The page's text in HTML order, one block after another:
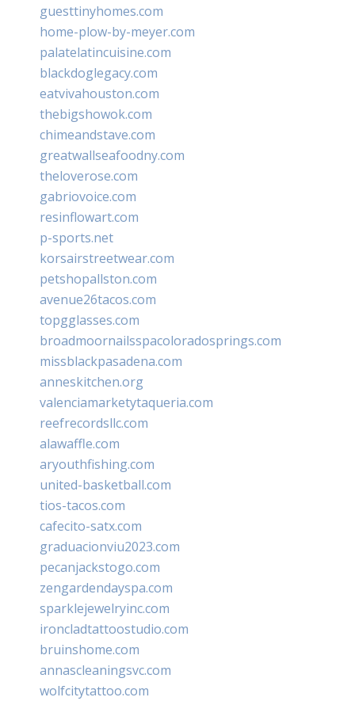
guesttinyhomes.com
home-plow-by-meyer.com
palatelatincuisine.com
blackdoglegacy.com
eatvivahouston.com
thebigshowok.com
chimeandstave.com
greatwallseafoodny.com
theloverose.com
gabriovoice.com
resinflowart.com
p-sports.net
korsairstreetwear.com
petshopallston.com
avenue26tacos.com
topgglasses.com
broadmoornailsspacoloradosprings.com
missblackpasadena.com
anneskitchen.org
valenciamarketytaqueria.com
reefrecordsllc.com
alawaffle.com
aryouthfishing.com
united-basketball.com
tios-tacos.com
cafecito-satx.com
graduacionviu2023.com
pecanjackstogo.com
zengardendayspa.com
sparklejewelryinc.com
ironcladtattoostudio.com
bruinshome.com
annascleaningsvc.com
wolfcitytattoo.com